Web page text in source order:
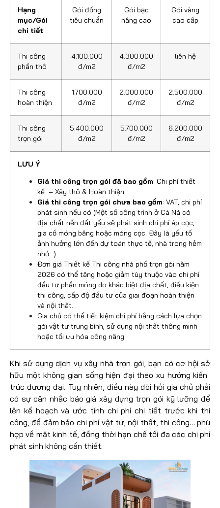
Hạng
mục/Gói
chi tiết
Gói đồng
tiêu chuẩn
Gói bạc
nâng cao
Gói vàng
cao cấp
Thi công
phần thô
4.100.000
đ/m2
4.300.000
đ/m2
liên hệ
Thi công
hoàn thiện
1.700.000
đ/m2
2.000.000
đ/m2
2.500.000
đ/m2
Thi công
trọn gói
5.400.000
đ/m2
5.700.000
đ/m2
6.200.000
đ/m2
LƯU Ý
Giá thi công trọn gói đã bao gồm: Chi phí thiết
kế – Xây thô & Hoàn thiện.
Giá thi công trọn gói chưa bao gồm: VAT, chi phí
phát sinh nếu có (Một số công trình ở Cà Ná có
địa chất nền đất yếu sẽ phát sinh chi phí ép cọc,
gia cố móng băng hoặc móng cọc. Đây là yếu tố
ảnh hưởng lớn đến dự toán thực tế, nhà trong hẻm
nhỏ…).
Đơn giá Thiết kế Thi công nhà phố trọn gói năm
2026 có thể tăng hoặc giảm tùy thuộc vào chi phí
đầu tư phần móng do khác biệt địa chất, điều kiện
thi công, cấp độ đầu tư của giai đoạn hoàn thiện
và nội thất.
Gia chủ có thể tiết kiệm chi phí bằng cách lựa chọn
gói vật tư trung bình, sử dụng nội thất thông minh
hoặc tối ưu hóa công năng.
Khi sử dụng dịch vụ xây nhà trọn gói, bạn có cơ hội sở
hữu một không gian sống hiện đại theo xu hướng kiến ​​
trúc đương đại. Tuy nhiên, điều này đòi hỏi gia chủ phải
có sự cân nhắc báo giá xây dựng trọn gói kỹ lưỡng để
lên kế hoạch và ước tính chi phí chi tiết trước khi thi
công, để đảm bảo chi phí vật tư, nội thất, thi công… phù
hợp về mặt kinh tế, đồng thời hạn chế tối đa các chi phí
phát sinh không cần thiết.